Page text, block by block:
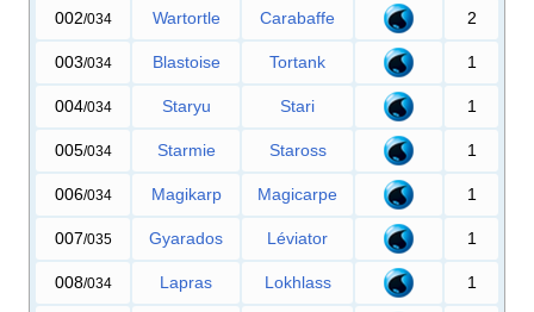
002/034 Wartortle Carabaffe 2
003/034 Blastoise Tortank 1
004/034 Staryu Stari 1
005/034 Starmie Staross 1
006/034 Magikarp Magicarpe 1
007/035 Gyarados Léviator 1
008/034 Lapras Lokhlass 1